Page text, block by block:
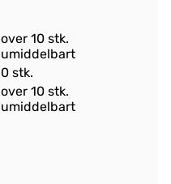
over 10 stk.
umiddelbart
0 stk.
over 10 stk.
umiddelbart